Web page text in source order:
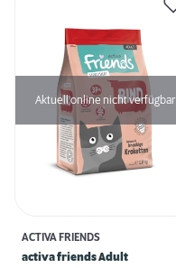
Aktuell online nicht verfügbar
ACTIVA FRIENDS
activa friends Adult